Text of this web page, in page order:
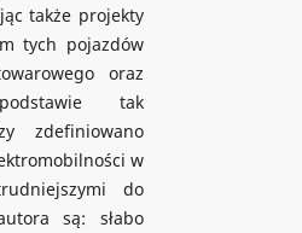
także projekty
tych pojazdów
oraz
tak
zdefiniowano
w
do
są: słabo